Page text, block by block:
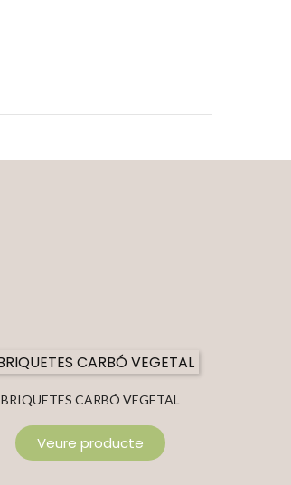
BRIQUETES CARBÓ VEGETAL
Veure producte